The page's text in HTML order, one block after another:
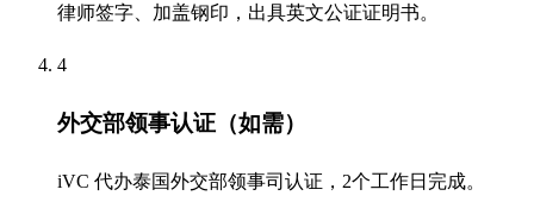
律师签字、加盖钢印，出具英文公证证明书。
4
外交部领事认证（如需）
iVC 代办泰国外交部领事司认证，2个工作日完成。